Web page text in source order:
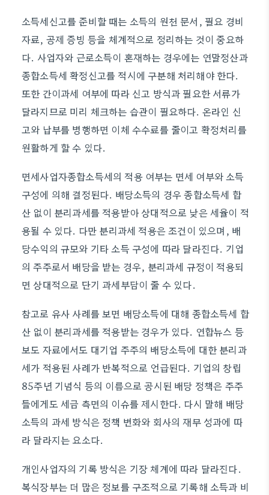
소득세신고를 준비할 때는 소득의 원천 문서, 필요 경비
자료, 공제 증빙 등을 체계적으로 정리하는 것이 중요하
다. 사업자와 근로소득이 혼재하는 경우에는 연말정산과
종합소득세 확정신고를 적시에 구분해 처리해야 한다.
또한 간이과세 여부에 따라 신고 방식과 필요한 서류가
달라지므로 미리 체크하는 습관이 필요하다. 온라인 신
고와 납부를 병행하면 이체 수수료를 줄이고 확정처리를
원활하게 할 수 있다.
면세사업자종합소득세의 적용 여부는 면세 여부와 소득
구성에 의해 결정된다. 배당소득의 경우 종합소득세 합
산 없이 분리과세를 적용받아 상대적으로 낮은 세율이 적
용될 수 있다. 다만 분리과세 적용은 조건이 있으며, 배
당수익의 규모와 기타 소득 구성에 따라 달라진다. 기업
의 주주로서 배당을 받는 경우, 분리과세 규정이 적용되
면 상대적으로 단기 과세부담이 줄 수 있다.
참고로 유사 사례를 보면 배당소득에 대해 종합소득세 합
산 없이 분리과세를 적용받는 경우가 있다. 연합뉴스 등
보도 자료에서도 대기업 주주의 배당소득에 대한 분리과
세가 적용된 사례가 반복적으로 언급된다. 기업의 창립
85주년 기념식 등의 이름으로 공시된 배당 정책은 주주
들에게도 세금 측면의 이슈를 제시한다. 다시 말해 배당
소득의 과세 방식은 정책 변화와 회사의 재무 성과에 따
라 달라지는 요소다.
개인사업자의 기록 방식은 기장 체계에 따라 달라진다.
복식장부는 더 많은 정보를 구조적으로 기록해 소득과 비